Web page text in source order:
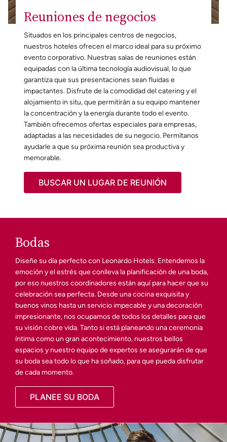
Reuniones de negocios
Situados en los principales centros de negocios,
nuestros hoteles ofrecen el marco ideal para su próximo
evento corporativo. Nuestras salas de reuniones están
equipadas con la última tecnología audiovisual, lo que
garantiza que sus presentaciones sean fluidas e
impactantes. Disfrute de la comodidad del catering y el
alojamiento in situ, que permitirán a su equipo mantener
la concentración y la energía durante todo el evento.
También ofrecemos ofertas especiales para empresas,
adaptadas a las necesidades de su negocio. Permítanos
ayudarle a que su próxima reunión sea productiva y
memorable.
BUSCAR UN LUGAR DE REUNIÓN
Bodas
Diseñe su día perfecto con Leonardo Hotels. Entendemos la
emoción y el estrés que conlleva la planificación de una boda,
por eso nuestros coordinadores están aquí para hacer que su
celebración sea perfecta. Desde una cocina exquisita y
buenos vinos hasta un servicio impecable y una decoración
impresionante, nos ocupamos de todos los detalles para que
su visión cobre vida. Tanto si está planeando una ceremonia
íntima como un gran acontecimiento, nuestros bellos
espacios y nuestro equipo de expertos se asegurarán de que
su boda sea todo lo que ha soñado, para que pueda disfrutar
de cada momento.
PLANEE SU BODA